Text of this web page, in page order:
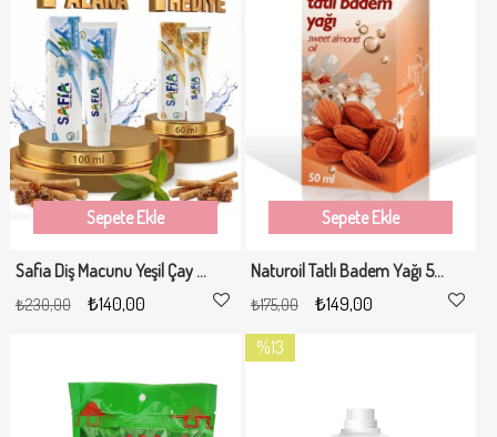
Safia Diş Macunu Yeşil Çay ve Himalaya Tuzu 100 ml Alana Safia Diş Macunu Misvak ve Propolis 60 ml Hediye
₺140,00
₺230,00
Sepete Ekle
Naturoil Tatlı Badem Yağı 50ml
₺149,00
₺175,00
Sepete Ekle
%13